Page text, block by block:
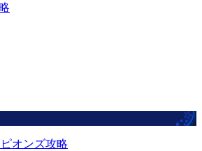
オンズ攻略